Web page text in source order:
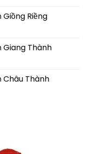
Riềng
Giang Thành
Châu Thành